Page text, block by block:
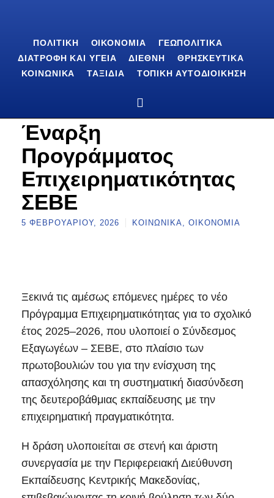
ΠΟΛΙΤΙΚΉ ΟΙΚΟΝΟΜΊΑ
ΓΕΩΠΟΛΙΤΙΚΆ
ΔΙΑΤΡΟΦΉ ΚΑΙ ΥΓΕΊΑ
ΔΙΕΘΝΉ
ΘΡΗΣΚΕΥΤΙΚΆ
ΚΟΙΝΩΝΙΚΆ
ΤΑΞΊΔΙΑ ΤΟΠΙΚΉ ΑΥΤΟΔΙΟΊΚΗΣΗ
Έναρξη
Προγράμματος
Επιχειρηματικότητας
ΣΕΒΕ
5 ΦΕΒΡΟΥΑΡΊΟΥ, 2026 ΚΟΙΝΩΝΙΚΆ, ΟΙΚΟΝΟΜΊΑ
Ξεκινά τις αμέσως επόμενες ημέρες το νέο
Πρόγραμμα Επιχειρηματικότητας για το σχολικό
έτος 2025–2026, που υλοποιεί ο Σύνδεσμος
Εξαγωγέων – ΣΕΒΕ, στο πλαίσιο των
πρωτοβουλιών του για την ενίσχυση της
απασχόλησης και τη συστηματική διασύνδεση
της δευτεροβάθμιας εκπαίδευσης με την
επιχειρηματική πραγματικότητα.
Η δράση υλοποιείται σε στενή και άριστη
συνεργασία με την Περιφερειακή Διεύθυνση
Εκπαίδευσης Κεντρικής Μακεδονίας,